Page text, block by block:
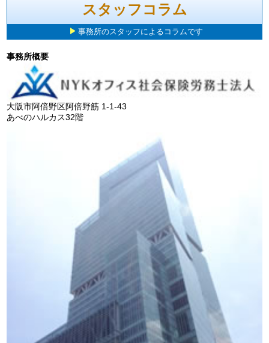
スタッフコラム
事務所のスタッフによるコラムです
事務所概要
大阪市阿倍野区阿倍野筋 1-1-43
あべのハルカス32階